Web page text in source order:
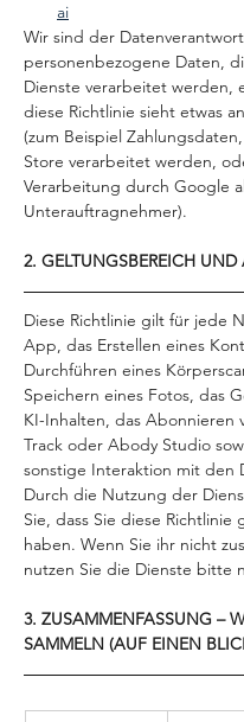
ai
Wir sind der
personenbezogene Daten,
Dienste verarbeitet werden,
diese Richtlinie sieht etwas
(zum Beispiel
Store verarbeitet werden,
Verarbeitung durch Google
Unterauftragnehmer).
2. GELTUNGSBEREICH
Diese Richtlinie gilt für jede
App, das Erstellen eines
Durchführen eines
Speichern eines Fotos, das
KI-Inhalten, das Abonnieren
Track oder Abody Studio
sonstige Interaktion mit den
Durch die Nutzung der
Sie, dass Sie diese Richtlinie
haben. Wenn Sie ihr nicht
nutzen Sie die Dienste bitte
3. ZUSAMMENFASSUNG –
SAMMELN (AUF EINEN